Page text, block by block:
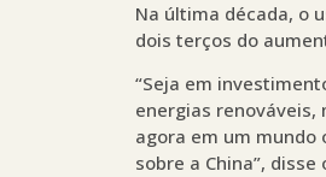
Na última década, o
dois terços do
“Seja em
energias
agora em um mundo
sobre a China”,